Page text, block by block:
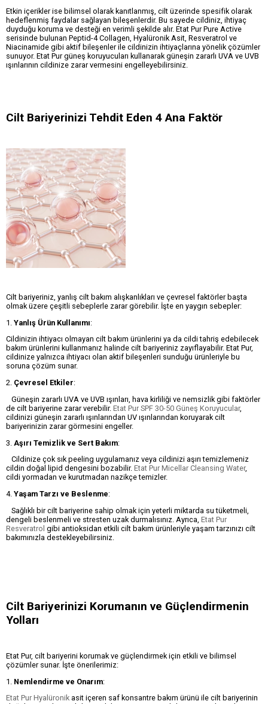
Etkin içerikler ise bilimsel olarak kanıtlanmış, cilt üzerinde spesifik olarak
hedeflenmiş faydalar sağlayan bileşenlerdir. Bu sayede cildiniz, ihtiyaç
duyduğu koruma ve desteği en verimli şekilde alır. Etat Pur Pure Active
serisinde bulunan Peptid-4 Collagen, Hyalüronik Asit, Resveratrol ve
Niacinamide gibi aktif bileşenler ile cildinizin ihtiyaçlarına yönelik çözümler
sunuyor. Etat Pur güneş koruyucuları kullanarak güneşin zararlı UVA ve UVB
ışınlarının cildinize zarar vermesini engelleyebilirsiniz.
Cilt Bariyerinizi Tehdit Eden 4 Ana Faktör
Cilt bariyeriniz, yanlış cilt bakım alışkanlıkları ve çevresel faktörler başta
olmak üzere çeşitli sebeplerle zarar görebilir. İşte en yaygın sebepler:
1. Yanlış Ürün Kullanımı:
Cildinizin ihtiyacı olmayan cilt bakım ürünlerini ya da cildi tahriş edebilecek
bakım ürünlerini kullanmanız halinde cilt bariyeriniz zayıflayabilir. Etat Pur,
cildinize yalnızca ihtiyacı olan aktif bileşenleri sunduğu ürünleriyle bu
soruna çözüm sunar.
2. Çevresel Etkiler:
Güneşin zararlı UVA ve UVB ışınları, hava kirliliği ve nemsizlik gibi faktörler
de cilt bariyerine zarar verebilir. Etat Pur SPF 30-50 Güneş Koruyucular,
cildinizi güneşin zararlı ışınlarından UV ışınlarından koruyarak cilt
bariyerinizin zarar görmesini engeller.
3. Aşırı Temizlik ve Sert Bakım:
Cildinize çok sık peeling uygulamanız veya cildinizi aşırı temizlemeniz
cildin doğal lipid dengesini bozabilir. Etat Pur Micellar Cleansing Water,
cildi yormadan ve kurutmadan nazikçe temizler.
4. Yaşam Tarzı ve Beslenme:
Sağlıklı bir cilt bariyerine sahip olmak için yeterli miktarda su tüketmeli,
dengeli beslenmeli ve stresten uzak durmalısınız. Ayrıca, Etat Pur
Resveratrol gibi antioksidan etkili cilt bakım ürünleriyle yaşam tarzınızı cilt
bakımınızla destekleyebilirsiniz.
Cilt Bariyerinizi Korumanın ve Güçlendirmenin
Yolları
Etat Pur, cilt bariyerini korumak ve güçlendirmek için etkili ve bilimsel
çözümler sunar. İşte önerilerimiz:
1. Nemlendirme ve Onarım:
Etat Pur Hyalüronik asit içeren saf konsantre bakım ürünü ile cilt bariyerinin